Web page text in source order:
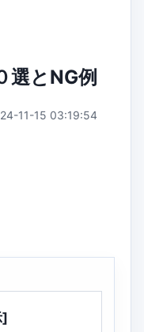
選とNG例
11-15 03:19:54
]